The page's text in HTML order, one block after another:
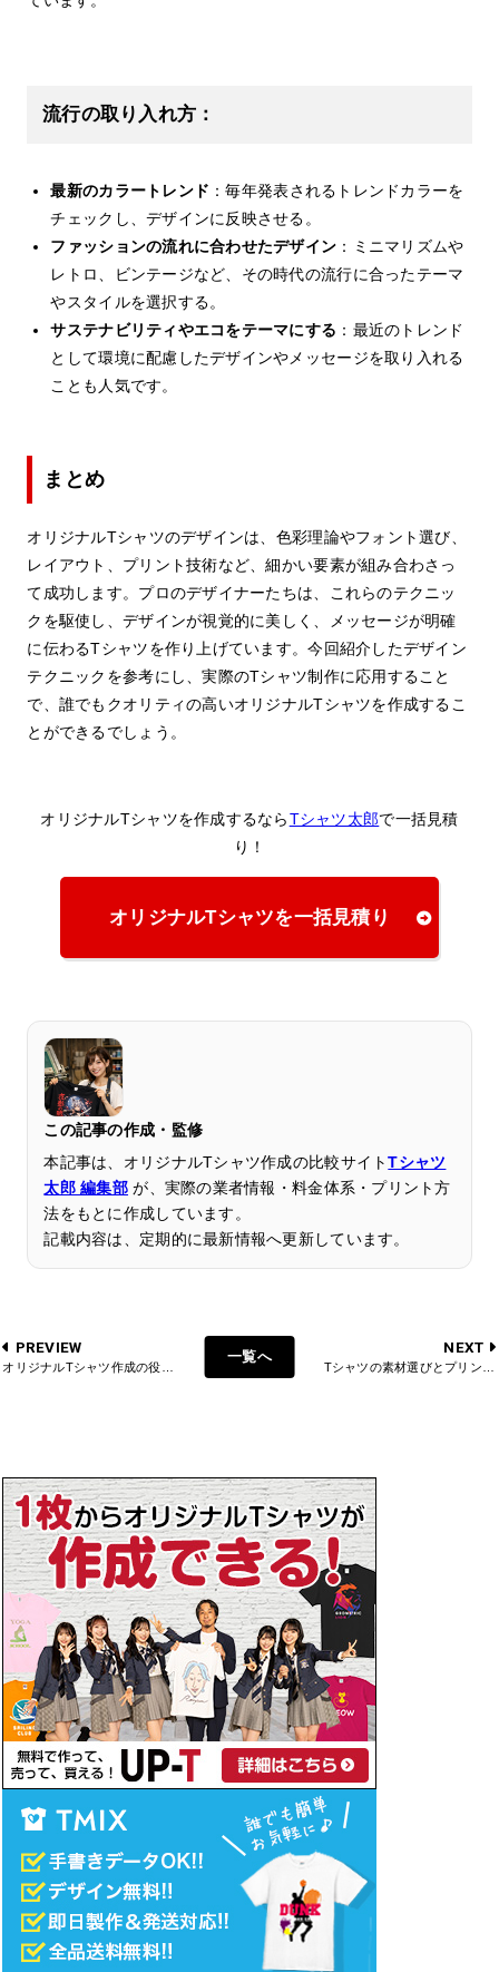
流行の取り入れ方：
最新のカラートレンド ：毎年発表されるトレンドカラーを
チェックし、デザインに反映させる。
ファッションの流れに合わせたデザイン ：ミニマリズムや
レトロ、ビンテージなど、その時代の流行に合ったテーマ
やスタイルを選択する。
サステナビリティやエコをテーマにする ：最近のトレンド
として環境に配慮したデザインやメッセージを取り入れる
ことも人気です。
まとめ
オリジナルTシャツのデザインは、色彩理論やフォント選び、
レイアウト、プリント技術など、細かい要素が組み合わさっ
て成功します。プロのデザイナーたちは、これらのテクニッ
クを駆使し、デザインが視覚的に美しく、メッセージが明確
に伝わるTシャツを作り上げています。今回紹介したデザイン
テクニックを参考にし、実際のTシャツ制作に応用すること
で、誰でもクオリティの高いオリジナルTシャツを作成するこ
とができるでしょう。
オリジナルTシャツを作成するならTシャツ太郎で一括見積
り！
オリジナルTシャツを一括見積り
この記事の作成・監修
本記事は、オリジナルTシャツ作成の比較サイトTシャツ
太郎 編集部 が、実際の業者情報・料金体系・プリント方
法をもとに作成しています。
記載内容は、定期的に最新情報へ更新しています。
PREVIEW
一覧へ
NEXT